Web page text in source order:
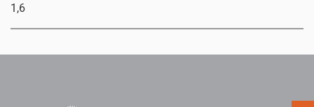
1,6